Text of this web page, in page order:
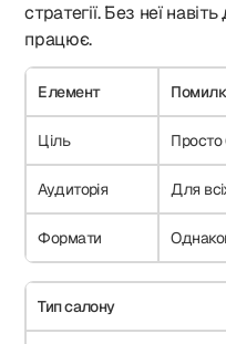
стратегії. Без неї
працює.
Елемент
Ціль
Аудиторія Для
Формати
Тип салону